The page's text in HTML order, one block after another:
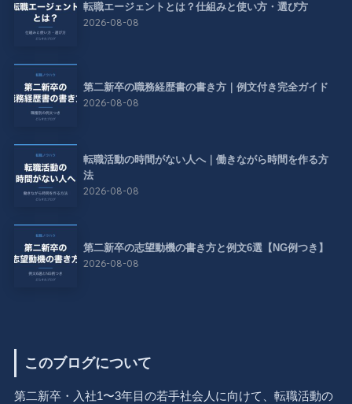
転職エージェントとは？仕組みと使い方・選び方
2026-08-08
第二新卒の職務経歴書の書き方｜例文付き完全ガイド
2026-08-08
転職活動の時間がない人へ｜働きながら時間を作る方
法
2026-08-08
第二新卒の志望動機の書き方と例文6選【NG例つき】
2026-08-08
このブログについて
第二新卒・入社1〜3年目の若手社会人に向けて、転職活動の